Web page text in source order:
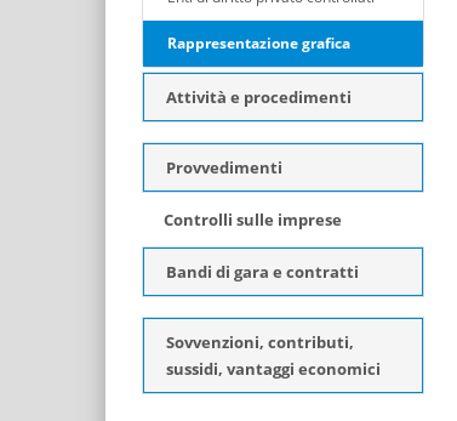
Rappresentazione grafica
Attività e procedimenti
Provvedimenti
Controlli sulle imprese
Bandi di gara e contratti
Sovvenzioni, contributi,
sussidi, vantaggi economici